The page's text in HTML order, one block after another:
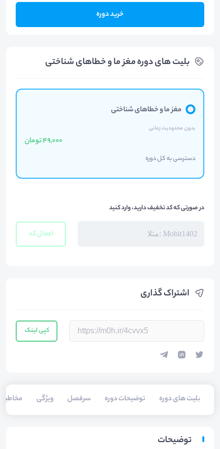
خرید دوره
اشتراک گذاری
کپی لینک
بلیت های دوره توضیحات دوره سرفصل ویژگی
بلیت های دوره مغز ما و خطاهای شناختی
مغز ما و خطاهای شناختی
بدون محدودیت زمانی
49,000 تومان
دسترسی به کل دوره
در صورتی که کد تخفیف دارید، وارد کنید
اعمال کد
توضیحات